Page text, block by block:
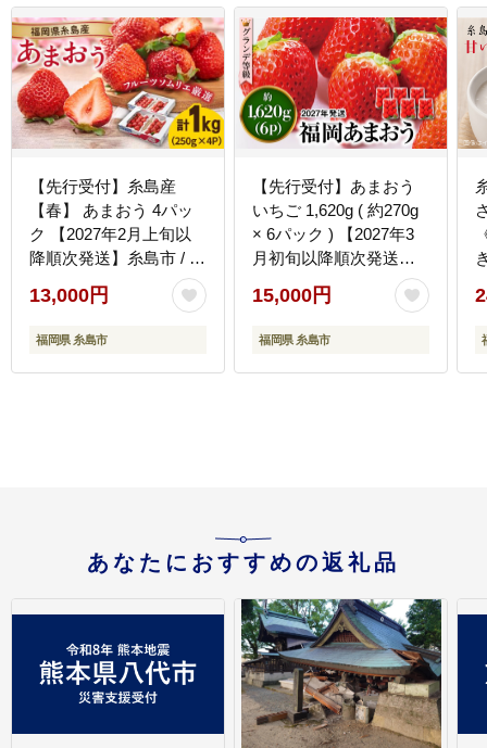
【先行受付】糸島産
【春】 あまおう 4パッ
ク 【2027年2月上旬以
降順次発送】糸島市 / 南
国フルーツ株式会社
[AIK008]
13,000円
福岡県 糸島市
【先行受付】あまおう
いちご 1,620g ( 約270g
× 6パック ) 【2027年3
月初旬以降順次発送】
グランデ等級 福岡県産
糸島市 / 株式会社HSP-
テクノ [AZL002]
15,000円
福岡県 糸島市
あなたにおすすめの返礼品